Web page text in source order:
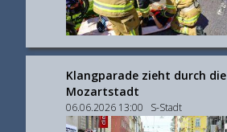
Klangparade zieht durch die
Mozartstadt
06.06.2026 13:00 S-Stadt